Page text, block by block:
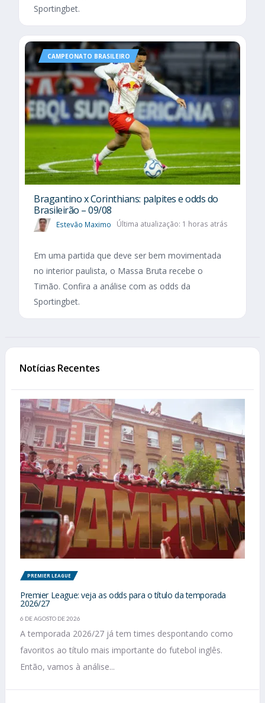
Sportingbet.
CAMPEONATO BRASILEIRO
Bragantino x Corinthians: palpites e odds do
Brasileirão – 09/08
Estevão Maximo Última atualização: 1 horas atrás
Em uma partida que deve ser bem movimentada
no interior paulista, o Massa Bruta recebe o
Timão. Confira a análise com as odds da
Sportingbet.
Notícias Recentes
PREMIER LEAGUE
Premier League: veja as odds para o título da temporada
2026/27
6 DE AGOSTO DE 2026
A temporada 2026/27 já tem times despontando como
favoritos ao título mais importante do futebol inglês.
Então, vamos à análise...